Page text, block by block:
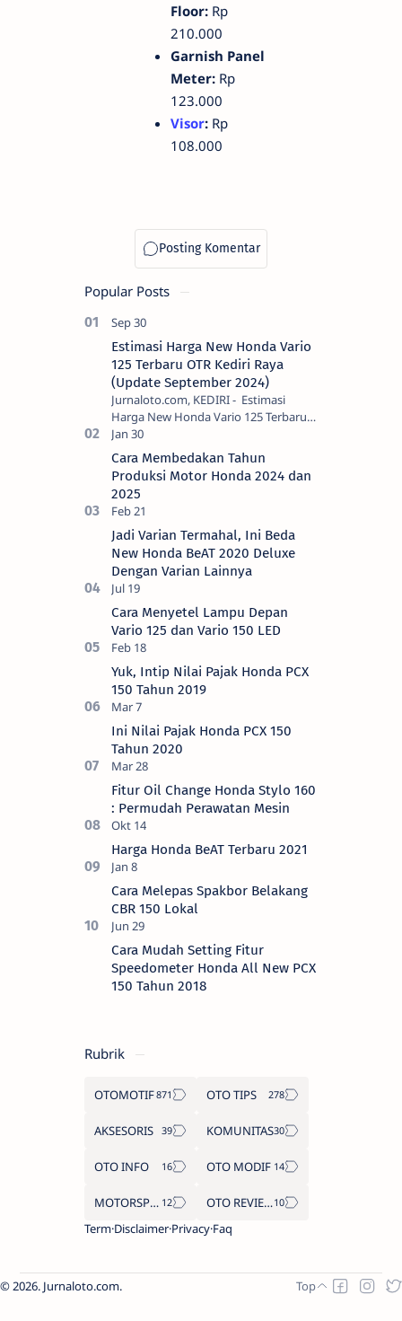
Floor: Rp
210.000
Garnish Panel
Meter: Rp
123.000
Visor: Rp
108.000
Popular Posts
Estimasi Harga New Honda Vario
125 Terbaru OTR Kediri Raya
(Update September 2024)
Jurnaloto.com, KEDIRI - Estimasi
Harga New Honda Vario 125 Terbaru
OTR Kediri Raya (Update September
2024) Brosis sekalian, PT Astra Honda
Motor (AH…
Cara Membedakan Tahun
Produksi Motor Honda 2024 dan
2025
Jadi Varian Termahal, Ini Beda
New Honda BeAT 2020 Deluxe
Dengan Varian Lainnya
Cara Menyetel Lampu Depan
Vario 125 dan Vario 150 LED
Yuk, Intip Nilai Pajak Honda PCX
150 Tahun 2019
Ini Nilai Pajak Honda PCX 150
Tahun 2020
Fitur Oil Change Honda Stylo 160
: Permudah Perawatan Mesin
Harga Honda BeAT Terbaru 2021
Cara Melepas Spakbor Belakang
CBR 150 Lokal
Cara Mudah Setting Fitur
Speedometer Honda All New PCX
150 Tahun 2018
Rubrik
OTOMOTIF OTO TIPS
AKSESORIS KOMUNITAS
OTO INFO OTO MODIF
MOTORSPORT
OTO REVIEW
Term Disclaimer Privacy Faq
2026. Jurnaloto.com.